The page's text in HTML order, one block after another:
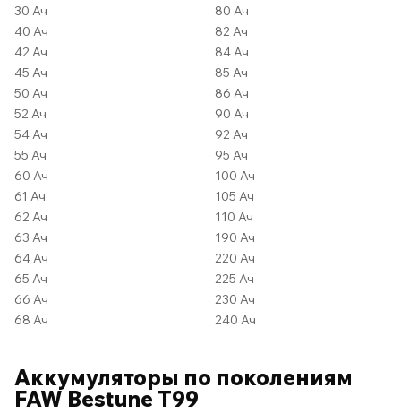
30 Ач
40 Ач
42 Ач
45 Ач
50 Ач
52 Ач
54 Ач
55 Ач
60 Ач
61 Ач
62 Ач
63 Ач
64 Ач
65 Ач
66 Ач
68 Ач
80 Ач
82 Ач
84 Ач
85 Ач
86 Ач
90 Ач
92 Ач
95 Ач
100 Ач
105 Ач
110 Ач
190 Ач
220 Ач
225 Ач
230 Ач
240 Ач
Аккумуляторы по поколениям
FAW Bestune T99